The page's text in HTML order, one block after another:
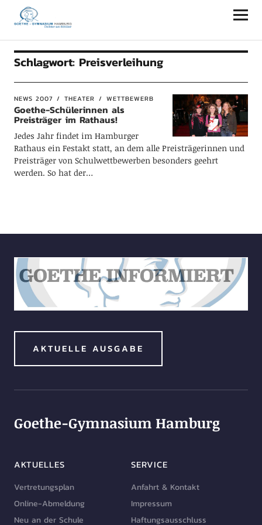
Goethe-Gymnasium Hamburg
Schlagwort: Preisverleihung
NEWS 2007 THEATER WETTBEWERB
Goethe-Schülerinnen als
Preisträger im Rathaus!
Jedes Jahr findet im Hamburger
Rathaus ein Festakt statt, an dem alle Preisträgerinnen und
Preisträger von Schulwettbewerben besonders geehrt
werden. So hat der…
AKTUELLE AUSGABE
Goethe-Gymnasium Hamburg
AKTUELLES
Vertretungsplan
Online-Abmeldung
Neu an der Schule
SERVICE
Anfahrt & Kontakt
Impressum
Haftungsausschluss